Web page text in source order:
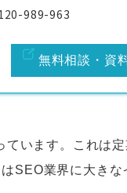
989-963
無料相談・資
います。これは
SEO業界に大きな